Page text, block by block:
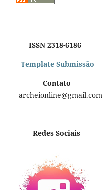
ISSN 2318-6186
Template Submissão
Contato
archeionline@gmail.com
Redes Sociais